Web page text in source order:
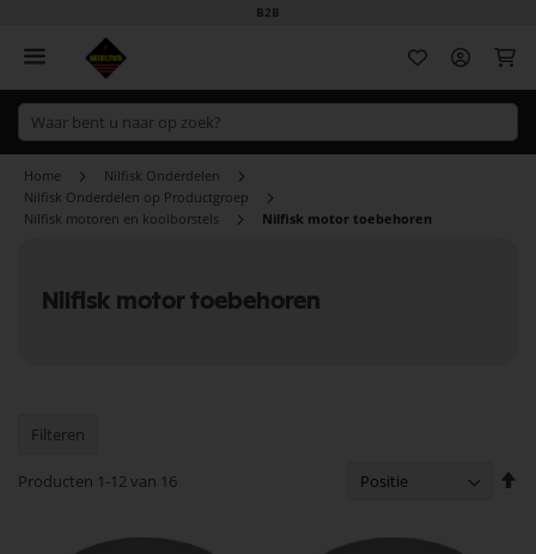
B2B
Home
Nilfisk Onderdelen
Nilfisk Onderdelen op Productgroep
Nilfisk motoren en koolborstels
Nilfisk motor toebehoren
Nilfisk motor toebehoren
Producten 1 -12van 16
Filteren